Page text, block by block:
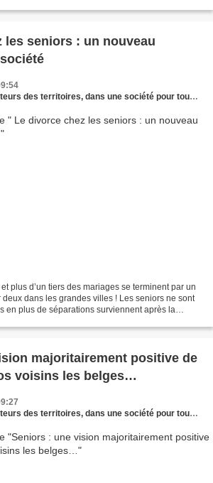
les seniors : un nouveau
des territoires, dans une société pour tous les âges
plus d’un tiers des mariages se terminent par un
deux dans les grandes villes ! Les seniors ne sont
en plus de séparations surviennent après la
majoritairement positive de
voisins les belges…
des territoires, dans une société pour tous les âges